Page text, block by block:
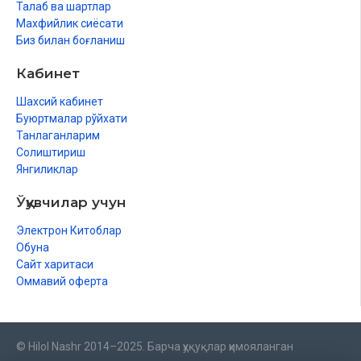
Имом Ибн Можа
Молик ибн Анас
Имом Аҳмад ибн Ҳанбал
Имом Ҳоким
Талаб ва шартлар
Махфийлик сиёсати
Биз билан боғланиш
Кабинет
Шахсий кабинет
Буюртмалар рўйхати
Танлаганларим
Солиштириш
Янгиликлар
Ўқувчилар учун
Электрон Китоблар
Обуна
Сайт харитаси
Оммавий оферта
© Hilol Nashr 2014–2025. Барча ҳуқуқлар ҳимояланган